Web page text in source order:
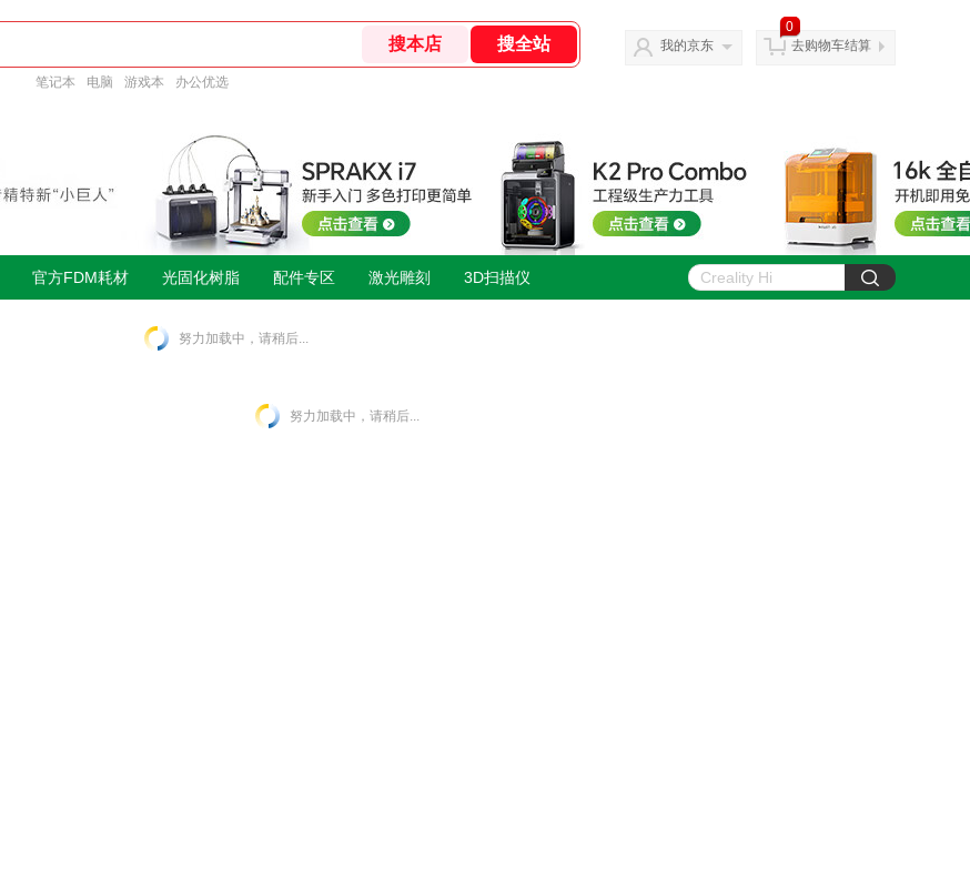
笔记本 电脑 游戏本 办公优选
我的京东
0
去购物车结算
官方FDM耗材 光固化树脂 配件专区 激光雕刻 3D扫描仪
努力加载中，请稍后...
努力加载中，请稍后...